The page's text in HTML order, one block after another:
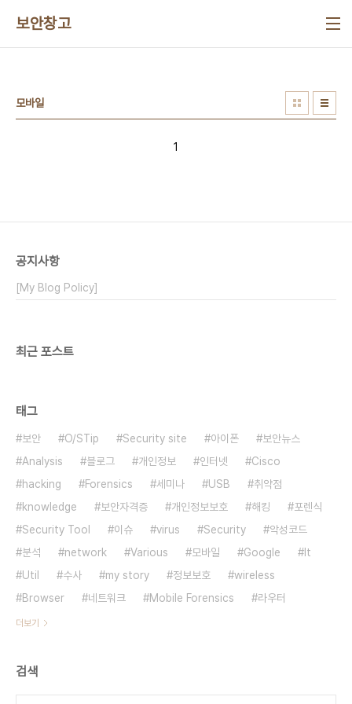
보안창고
모바일
1
공지사항
[My Blog Policy]
최근 포스트
태그
보안 O/STip Security site 아이폰
보안뉴스
Analysis
블로그 개인정보 인터넷
Cisco
hacking
Forensics 세미나 USB
취약점
knowledge
보안자격증 개인정보보호 해킹
포렌식
Security Tool
이슈 virus Security
악성코드
분석
network Various 모바일 Google
It
Util
수사 my story 정보보호
wireless
Browser
네트워크 Mobile Forensics 라우터
더보기
검색